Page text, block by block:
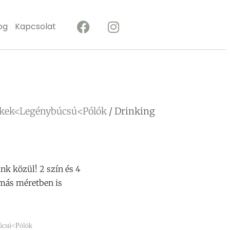
Kapcsolat
/ Drinking
közül! 2 szín és 4
méretben is